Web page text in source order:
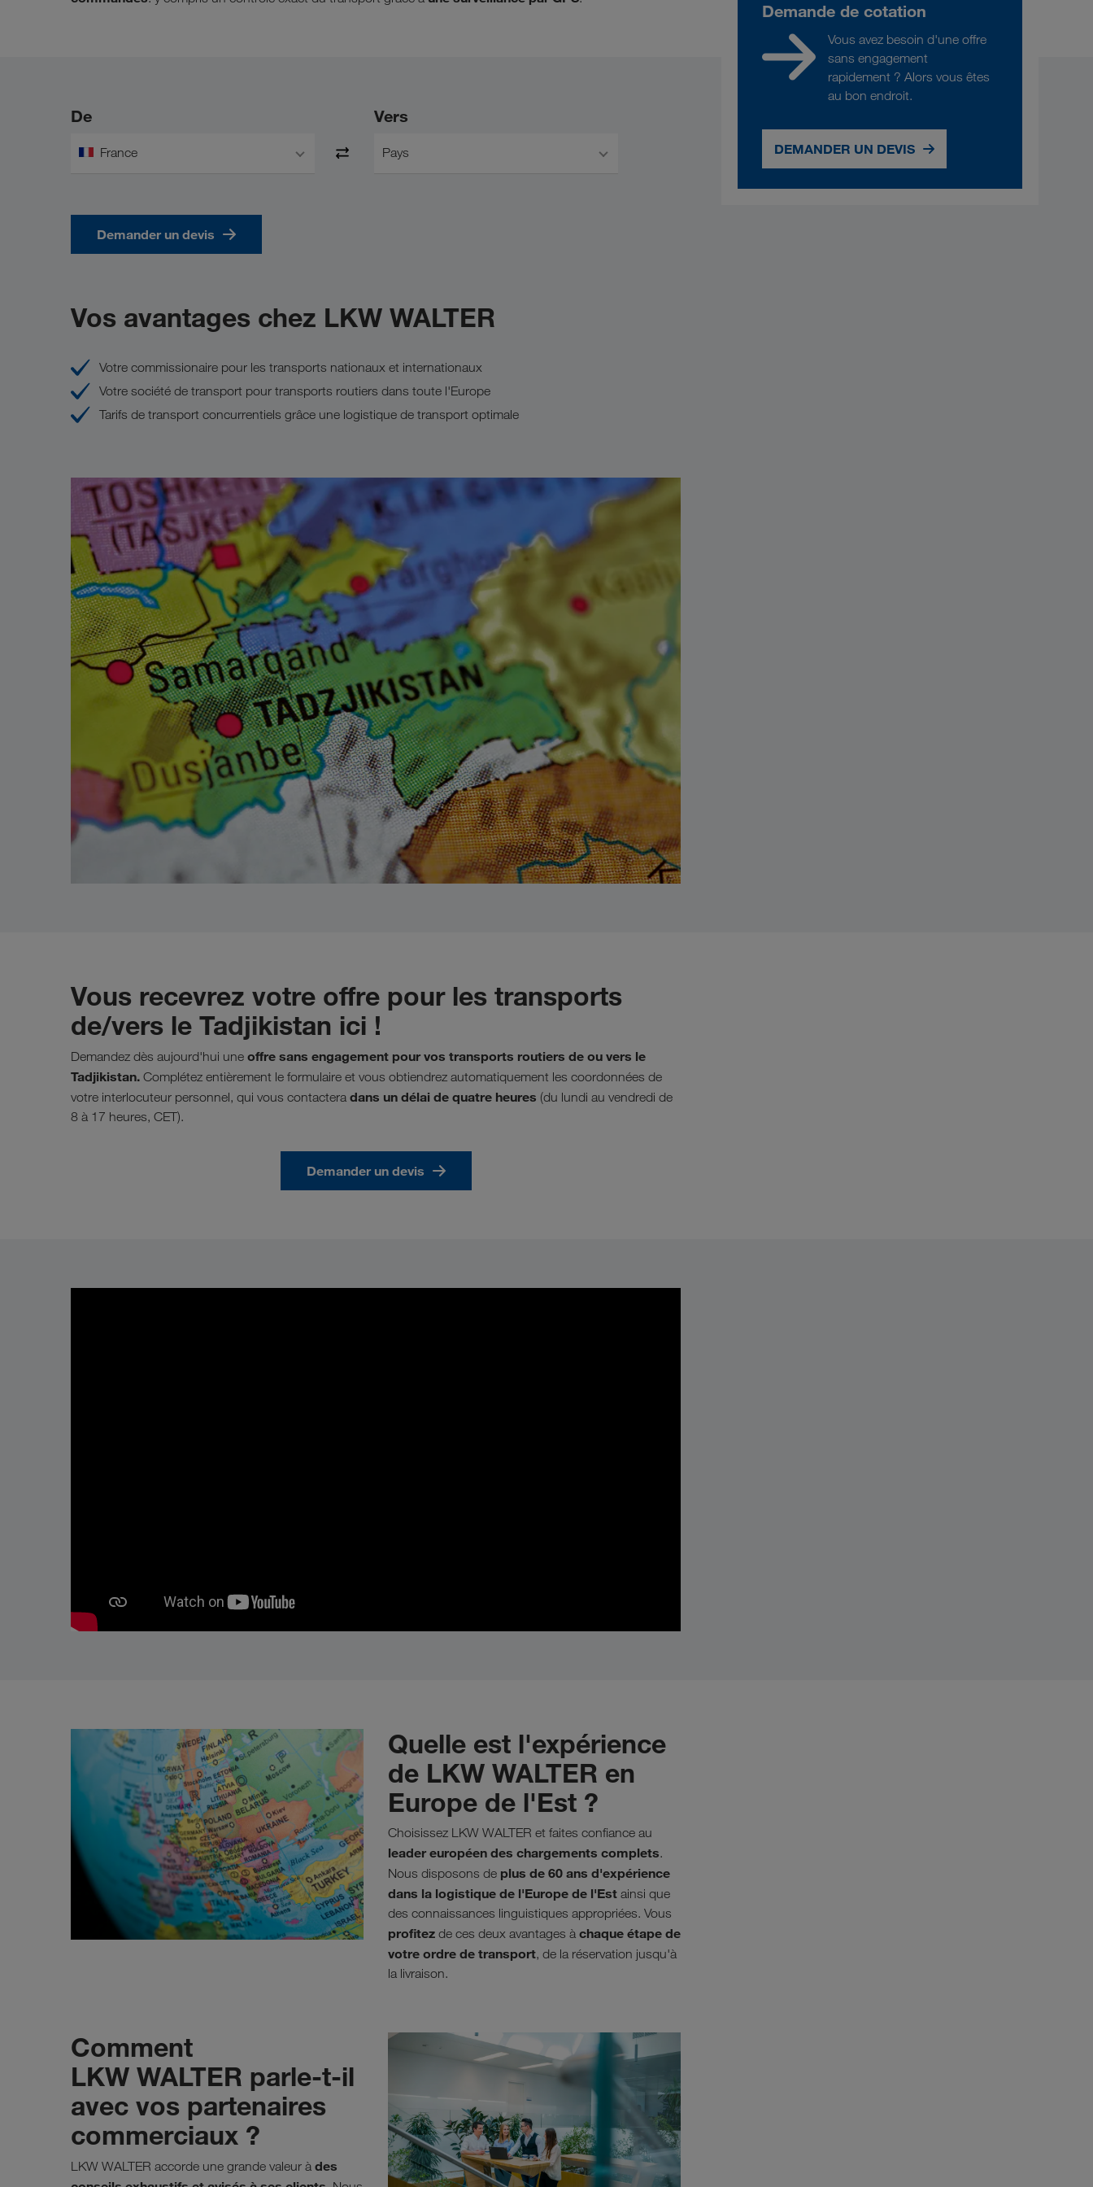
De
France
Vers
Pays
Demander un devis
Vos avantages chez LKW WALTER
Votre commissionaire pour les transports nationaux et internationaux
Votre société de transport pour transports routiers dans toute l'Europe
Tarifs de transport concurrentiels grâce une logistique de transport optimale
Vous recevrez votre offre pour les transports
de/vers le Tadjikistan ici !
Demandez dès aujourd'hui une offre sans engagement pour vos transports routiers de ou vers le
Tadjikistan. Complétez entièrement le formulaire et vous obtiendrez automatiquement les coordonnées de
votre interlocuteur personnel, qui vous contactera dans un délai de quatre heures (du lundi au vendredi de
8 à 17 heures, CET).
Demander un devis
Quelle est l'expérience
de LKW WALTER en
Europe de l'Est ?
Choisissez LKW WALTER et faites confiance au
leader européen des chargements complets.
Nous disposons de plus de 60 ans d'expérience
dans la logistique de l'Europe de l'Est ainsi que
des connaissances linguistiques appropriées. Vous
profitez de ces deux avantages à chaque étape de
votre ordre de transport, de la réservation jusqu'à
la livraison.
Comment
LKW WALTER parle-t-il
avec vos partenaires
commerciaux ?
LKW WALTER accorde une grande valeur à des
Demande de cotation
Vous avez besoin d'une offre
sans engagement
rapidement ? Alors vous êtes
au bon endroit.
DEMANDER UN DEVIS